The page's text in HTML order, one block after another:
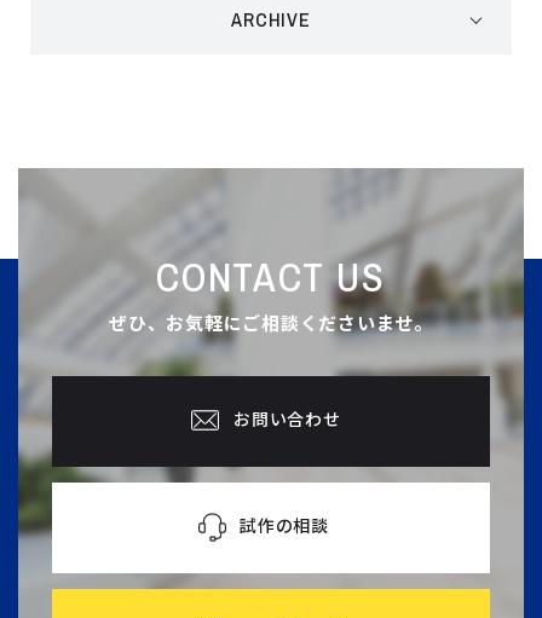
ARCHIVE
CONTACT US
ぜひ、お気軽にご相談くださいませ。
お問い合わせ
試作の相談